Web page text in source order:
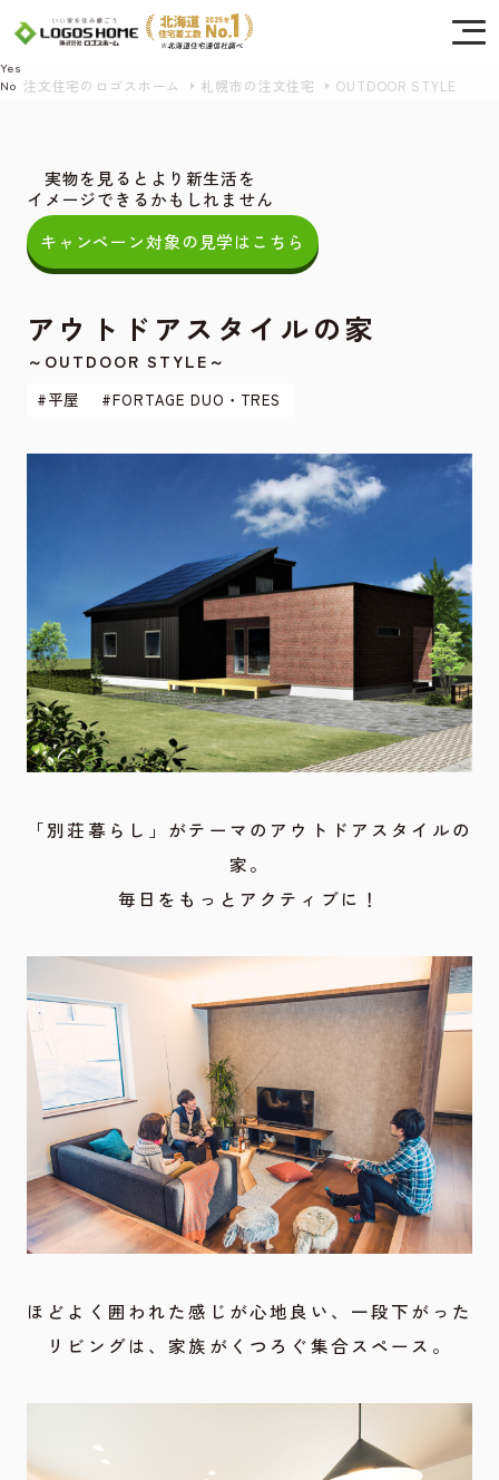
注文住宅のロゴスホーム 札幌市の注文住宅 OUTDOOR STYLE
実物を見るとより新生活を
イメージできるかもしれません
キャンペーン対象の見学はこちら
アウトドアスタイルの家
～OUTDOOR STYLE～
#平屋 #FORTAGE DUO・TRES
「別荘暮らし」がテーマのアウトドアスタイルの
家。
毎日をもっとアクティブに！
ほどよく囲われた感じが心地良い、一段下がった
リビングは、家族がくつろぐ集合スペース。
Cookie を使用して、お客様の活動を追跡してもよろしいですか? 当社ではお客様の
プライバシーを極めて重視しています。詳細について、およびご質問がある場合
は、当社のプライバシーポリシーをご覧ください。
Yes
No